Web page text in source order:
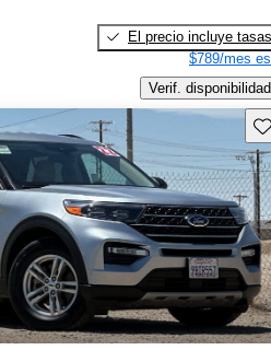
El precio incluye tasas
$789/mes
Verif. disponibilidad